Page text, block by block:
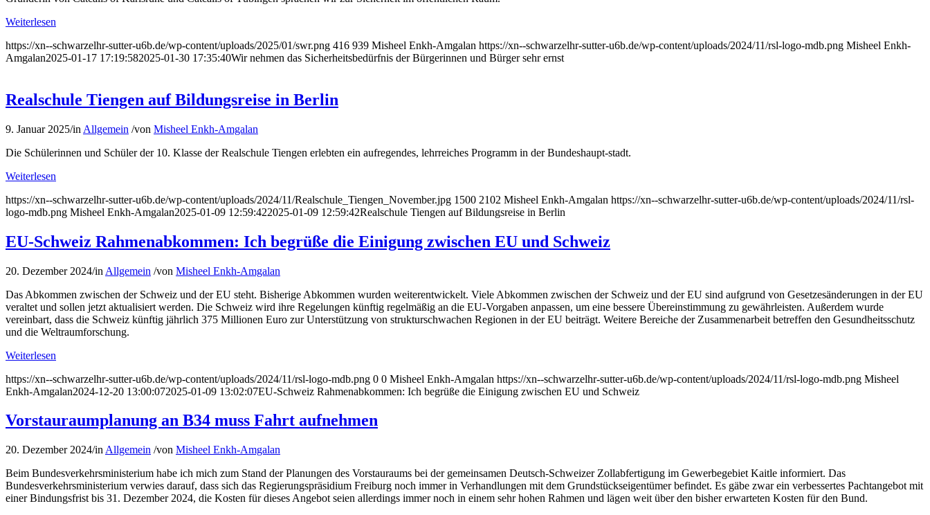
Weiterlesen
https://xn--schwarzelhr-sutter-u6b.de/wp-content/uploads/2025/01/swr.png 416 939 Misheel Enkh-Amgalan https://xn--schwarzelhr-sutter-u6b.de/wp-content/uploads/2024/11/rsl-logo-mdb.png Misheel Enkh-
Amgalan2025-01-17 17:19:582025-01-30 17:35:40Wir nehmen das Sicherheitsbedürfnis der Bürgerinnen und Bürger sehr ernst
Realschule Tiengen auf Bildungsreise in Berlin
9. Januar 2025/in Allgemein /von Misheel Enkh-Amgalan
Die Schülerinnen und Schüler der 10. Klasse der Realschule Tiengen erlebten ein aufregendes, lehrreiches Programm in der Bundeshaupt-stadt.
Weiterlesen
https://xn--schwarzelhr-sutter-u6b.de/wp-content/uploads/2024/11/Realschule_Tiengen_November.jpg 1500 2102 Misheel Enkh-Amgalan https://xn--schwarzelhr-sutter-u6b.de/wp-content/uploads/2024/11/rsl-
logo-mdb.png Misheel Enkh-Amgalan2025-01-09 12:59:422025-01-09 12:59:42Realschule Tiengen auf Bildungsreise in Berlin
EU-Schweiz Rahmenabkommen: Ich begrüße die Einigung zwischen EU und Schweiz
20. Dezember 2024/in Allgemein /von Misheel Enkh-Amgalan
Das Abkommen zwischen der Schweiz und der EU steht. Bisherige Abkommen wurden weiterentwickelt. Viele Abkommen zwischen der Schweiz und der EU sind aufgrund von Gesetzesänderungen in der EU
veraltet und sollen jetzt aktualisiert werden. Die Schweiz wird ihre Regelungen künftig regelmäßig an die EU-Vorgaben anpassen, um eine bessere Übereinstimmung zu gewährleisten. Außerdem wurde
vereinbart, dass die Schweiz künftig jährlich 375 Millionen Euro zur Unterstützung von strukturschwachen Regionen in der EU beiträgt. Weitere Bereiche der Zusammenarbeit betreffen den Gesundheitsschutz
und die Weltraumforschung.
Weiterlesen
https://xn--schwarzelhr-sutter-u6b.de/wp-content/uploads/2024/11/rsl-logo-mdb.png 0 0 Misheel Enkh-Amgalan https://xn--schwarzelhr-sutter-u6b.de/wp-content/uploads/2024/11/rsl-logo-mdb.png Misheel
Enkh-Amgalan2024-12-20 13:00:072025-01-09 13:02:07EU-Schweiz Rahmenabkommen: Ich begrüße die Einigung zwischen EU und Schweiz
Vorstauraumplanung an B34 muss Fahrt aufnehmen
20. Dezember 2024/in Allgemein /von Misheel Enkh-Amgalan
Beim Bundesverkehrsministerium habe ich mich zum Stand der Planungen des Vorstauraums bei der gemeinsamen Deutsch-Schweizer Zollabfertigung im Gewerbegebiet Kaitle informiert. Das
Bundesverkehrsministerium verwies darauf, dass sich das Regierungspräsidium Freiburg noch immer in Verhandlungen mit dem Grundstückseigentümer befindet. Es gäbe zwar ein verbessertes Pachtangebot mit
einer Bindungsfrist bis 31. Dezember 2024, die Kosten für dieses Angebot seien allerdings immer noch in einem sehr hohen Rahmen und lägen weit über den bisher erwarteten Kosten für den Bund.